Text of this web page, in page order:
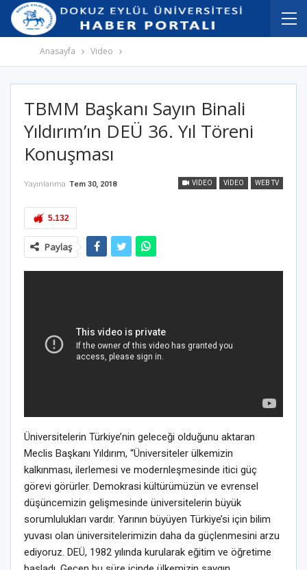
İçeriğe
atla
Navigasyona
atla
Anasayfa Video
TBMM Başkanı Sayın Binali
Yıldırım’ın DEÜ 36. Yıl Töreni
Konuşması
VIDEO VIDEO WEB TV
Yayınlanma Tem 30, 2018
5.132
Paylaş
Üniversitelerin Türkiye’nin geleceği olduğunu aktaran
Meclis Başkanı Yıldırım, “Üniversiteler ülkemizin
kalkınması, ilerlemesi ve modernleşmesinde itici güç
görevi görürler. Demokrasi kültürümüzün ve evrensel
düşüncemizin gelişmesinde üniversitelerin büyük
sorumlulukları vardır. Yarının büyüyen Türkiye’si için bilim
yuvası olan üniversitelerimizin daha da güçlenmesini arzu
ediyoruz. DEÜ, 1982 yılında kurularak eğitim ve öğretime